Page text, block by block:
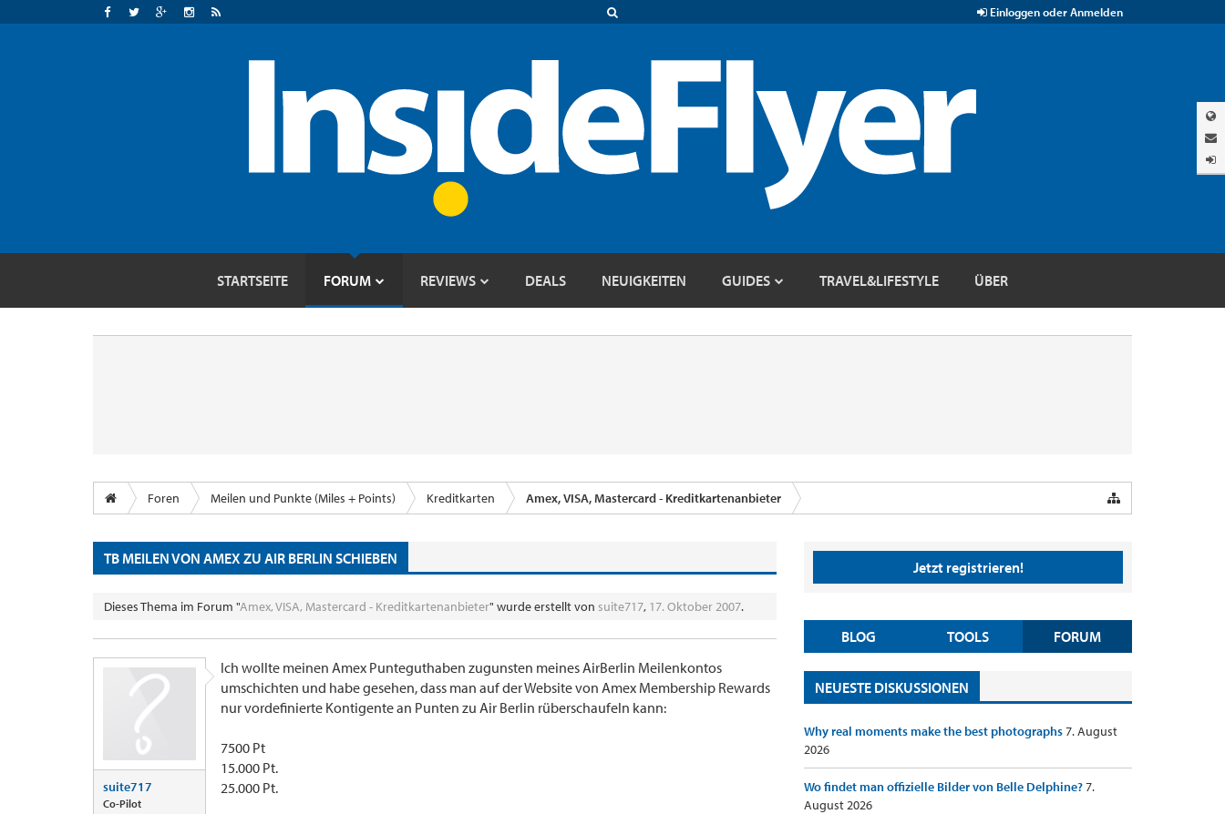
Einloggen oder Anmelden
STARTSEITE FORUM REVIEWS DEALS NEUIGKEITEN GUIDES TRAVEL&LIFESTYLE ÜBER
Foren Meilen und Punkte (Miles + Points) Kreditkarten Amex, VISA, Mastercard - Kreditkartenanbieter
TB MEILEN VON AMEX ZU AIR BERLIN SCHIEBEN
Dieses Thema im Forum "Amex, VISA, Mastercard - Kreditkartenanbieter" wurde erstellt von suite717, 17. Oktober 2007.
suite717
Co-Pilot
Ich wollte meinen Amex Punteguthaben zugunsten meines AirBerlin Meilenkontos
umschichten und habe gesehen, dass man auf der Website von Amex Membership Rewards
nur vordefinierte Kontigente an Punten zu Air Berlin rüberschaufeln kann:
7500 Pt
15.000 Pt.
25.000 Pt.
Jetzt registrieren!
BLOG TOOLS FORUM
NEUESTE DISKUSSIONEN
Why real moments make the best photographs7. August
2026
Wo findet man offizielle Bilder von Belle Delphine?7.
August 2026